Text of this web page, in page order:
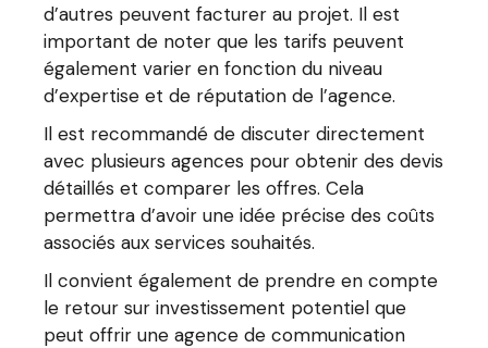
d’autres peuvent facturer au projet. Il est
important de noter que les tarifs peuvent
également varier en fonction du niveau
d’expertise et de réputation de l’agence.
Il est recommandé de discuter directement
avec plusieurs agences pour obtenir des devis
détaillés et comparer les offres. Cela
permettra d’avoir une idée précise des coûts
associés aux services souhaités.
Il convient également de prendre en compte
le retour sur investissement potentiel que
peut offrir une agence de communication